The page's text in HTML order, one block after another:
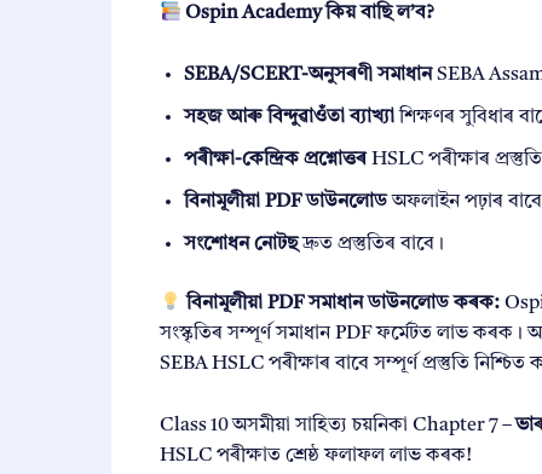
Ospin Academy কিয় বাছি ল’ব?
SEBA/SCERT-অনুসৰণী সমাধানSEBA Assam
সহজ আৰু বিন্দুৱাওঁতা ব্যাখ্যাশিক্ষণৰ সুবিধাৰ
পৰীক্ষা-কেন্দ্ৰিক প্ৰশ্নোত্তৰHSLC পৰীক্ষাৰ
বিনামূলীয়া PDF ডাউনলোডঅফলাইন পঢ়াৰ
সংশোধন নোটছদ্ৰুত প্ৰস্তুতিৰ বাবে।
বিনামূলীয়া PDF সমাধান ডাউনলোড কৰক:
সংস্কৃতিৰ সম্পূৰ্ণ সমাধান PDF ফৰ্মেটত লাভ
SEBA HSLC পৰীক্ষাৰ বাবে সম্পূৰ্ণ প্ৰস্তুতি নিশ্চিত
Class 10 অসমীয়া সাহিত্য চয়নিকা Chapter 7 –
HSLC পৰীক্ষাত শ্ৰেষ্ঠ ফলাফল লাভ কৰক!